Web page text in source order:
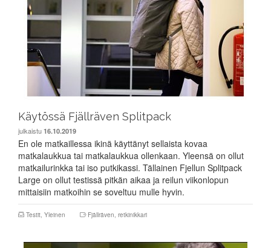
Käytössä Fjällräven Splitpack
julkaistu 16.10.2019
En ole matkaillessa ikinä käyttänyt sellaista kovaa
matkalaukkua tai matkalaukkua ollenkaan. Yleensä on ollut
matkailurinkka tai iso putkikassi. Tällainen Fjellun Splitpack
Large on ollut testissä pitkän aikaa ja reilun viikonlopun
mittaisiin matkoihin se soveltuu mulle hyvin.
Testit, Yleinen Fjällräven, retkinikkari